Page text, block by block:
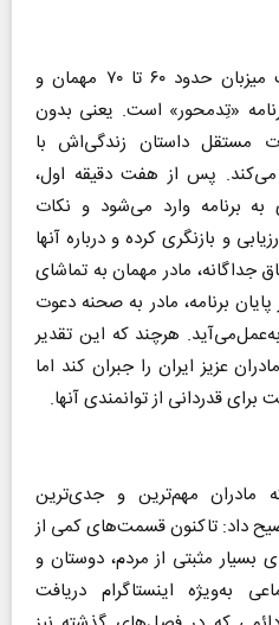
وی اضافه کرد: برنامه هر شب میزبان حدود ۶۰ تا ۷۰ مهمان و
«تِدمحور» است. یعنی بدون
مستقل داستان زندگی‌اش با
می‌کند. پس از هفت دقیقه اول،
به برنامه وارد می‌شود و نکات
و بازنگری کرده و درباره آنها
جداگانه، مادر مهمان به تماشای
برنامه، مادر به صحنه دعوت
هرچند که این تقدیر
عزیز ایران را جبران کند اما
قدردانی از توانمندی‌ آنها.
مادران مهم‌ترین و جدی‌ترین
داد: تاکنون قسمت‌های کمی از
بسیار مثبتی از مردم، دوستان و
به‌ویژه اینستاگرام دریافت